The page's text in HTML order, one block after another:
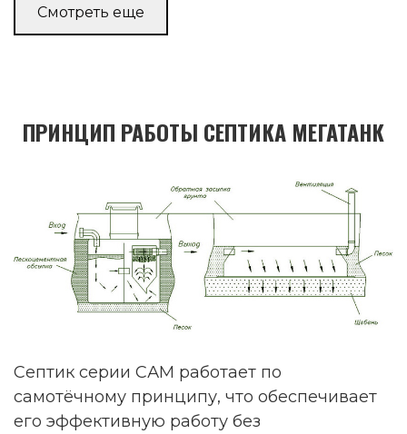
Смотреть еще
ПРИНЦИП РАБОТЫ СЕПТИКА МЕГАТАНК
Септик серии САМ работает по
самотёчному принципу, что обеспечивает
его эффективную работу без